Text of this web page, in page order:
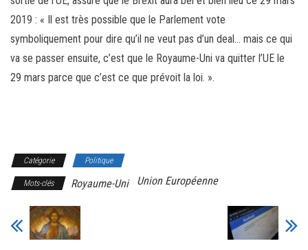
2019 : « Il est très possible que le Parlement vote
symboliquement pour dire qu’il ne veut pas d’un deal… mais ce qui
va se passer ensuite, c’est que le Royaume-Uni va quitter l’UE le
29 mars parce que c’est ce que prévoit la loi. ».
Catégorie Politique
Mots-clés Royaume-Uni Union Européenne